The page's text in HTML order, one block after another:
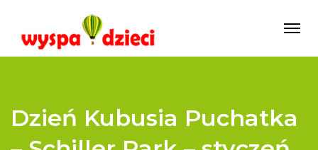
Dzień Kubusia Puchatka